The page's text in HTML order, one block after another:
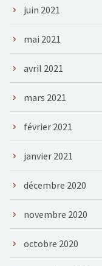
juin 2021
mai 2021
avril 2021
mars 2021
février 2021
janvier 2021
décembre 2020
novembre 2020
octobre 2020